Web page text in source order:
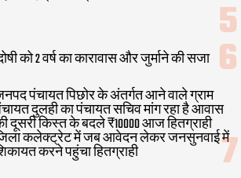
को 2 वर्ष का कारावास और जुर्माने की सजा
पंचायत पिछोर के अंतर्गत आने वाले ग्राम
दुलही का पंचायत सचिव मांग रहा है आवास
दूसरी किस्त के बदले ₹10000 आज हितग्राही
कलेक्ट्रेट में जब आवेदन लेकर जनसुनवाई में
करने पहुंचा हितग्राही